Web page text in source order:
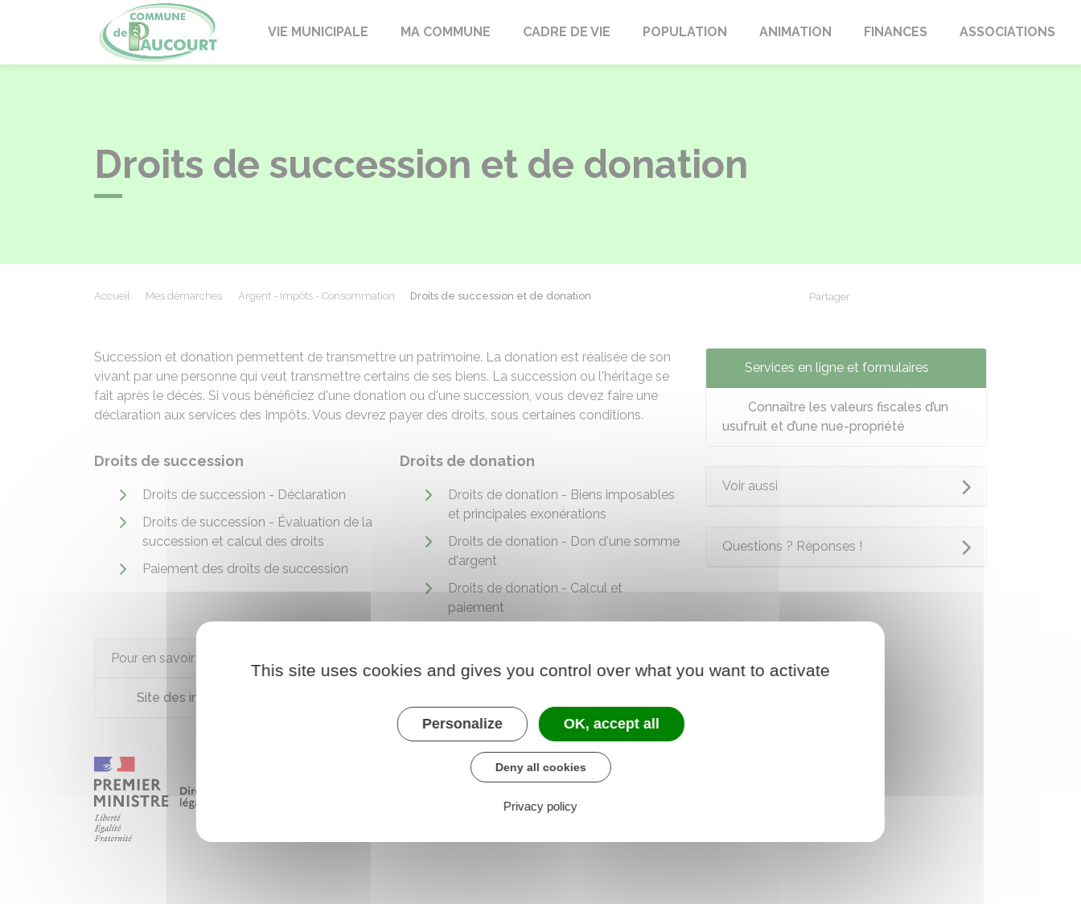
PaucourtVIE MUNICIPALE MA COMMUNE CADRE DE VIE POPULATION ANIMATION FINANCES ASSOCIATIONS
Droits de succession et de donation
Accueil Mes démarches Argent - Impôts - Consommation Droits de succession et de donation Partager
Succession et donation permettent de transmettre un patrimoine. La donation est réalisée de son
vivant par une personne qui veut transmettre certains de ses biens. La succession ou l'héritage se
fait après le décès. Si vous bénéficiez d'une donation ou d'une succession, vous devez faire une
déclaration aux services des Impôts. Vous devrez payer des droits, sous certaines conditions.
Droits de succession
Droits de succession - Déclaration
Droits de succession - Évaluation de la
succession et calcul des droits
Paiement des droits de succession
Droits de donation
Droits de donation - Biens imposables
et principales exonérations
Droits de donation - Don d'une somme
d'argent
Droits de donation - Calcul et
paiement
Pour en savoir plus
Site des impôts
Services en ligne et formulaires
Connaître les valeurs fiscales d’un
usufruit et d’une nue-propriété
Voir aussi
Questions ? Réponses !
This site uses cookies and gives you control over what you want to activate
Personalize OK, accept all
Deny all cookies
Privacy policy